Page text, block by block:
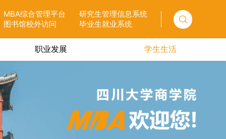
MBA综合管理平台
研究生管理信息系统
图书馆校外访问
毕业生就业系统
职业发展 学生生活
MBA OF SCU BUSINESS SCHOOL